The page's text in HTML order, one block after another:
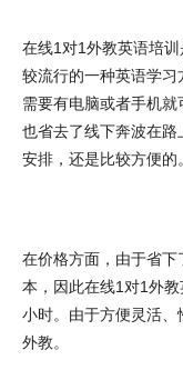
在线1对1外教英语培
较流行的一种英语学习
需要有电脑或者手机就
也省去了线下奔波在
安排，还是比较方
在价格方面，由于省
本，因此在线1对1外
小时。由于方便灵活、
外教。